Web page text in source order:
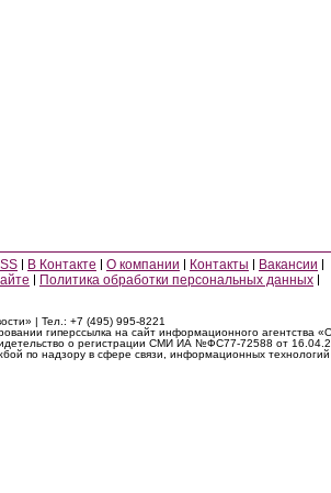
В Контакте О компании Контакты
Вакансии
Политика обработки персональных данных
| Тел.: +7 (495) 995-8221
гиперссылка на сайт информационного агентства
о регистрации СМИ ИА №ФС77-72588 от
по надзору в сфере связи, информационных